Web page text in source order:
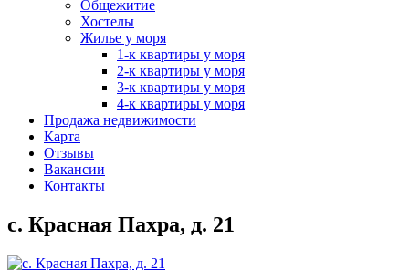
Общежитие
Хостелы
Жилье у моря
1-к квартиры у моря
2-к квартиры у моря
3-к квартиры у моря
4-к квартиры у моря
Продажа недвижимости
Карта
Отзывы
Вакансии
Контакты
с. Красная Пахра, д. 21